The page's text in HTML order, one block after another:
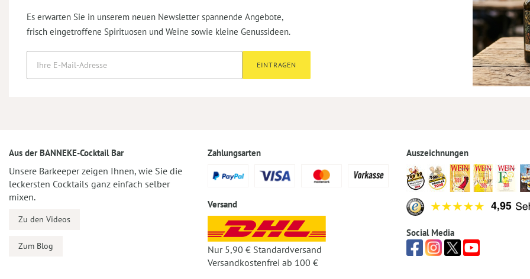
Es erwarten Sie in unserem neuen Newsletter spannende Angebote,
frisch eingetroffene Spirituosen und Weine sowie kleine Genussideen.
EINTRAGEN
Aus der BANNEKE-Cocktail Bar
Unsere Barkeeper zeigen Ihnen, wie Sie die
leckersten Cocktails ganz einfach selber
mixen.
Zu den Videos
Zum Blog
Zahlungsarten
Versand
Nur 5,90 € Standardversand
Versandkostenfrei ab 100 €
Auszeichnungen
Social Media